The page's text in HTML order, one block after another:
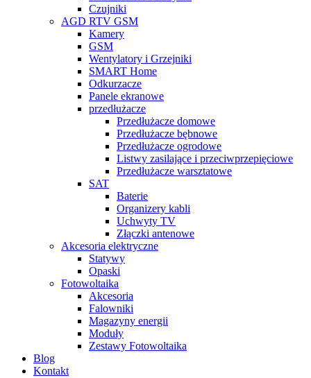
Czujniki
AGD RTV GSM
Kamery
GSM
Wentylatory i Grzejniki
SMART Home
Odkurzacze
Panele ekranowe
przedłużacze
Przedłużacze domowe
Przedłużacze bębnowe
Przedłużacze ogrodowe
Listwy zasilające i przeciwprzepięciowe
Przedłużacze warsztatowe
SAT
Baterie
Organizery kabli
Uchwyty TV
Złączki antenowe
Akcesoria elektryczne
Statywy
Opaski
Fotowoltaika
Akcesoria
Falowniki
Magazyny energii
Moduły
Zestawy Fotowoltaika
Blog
Kontakt